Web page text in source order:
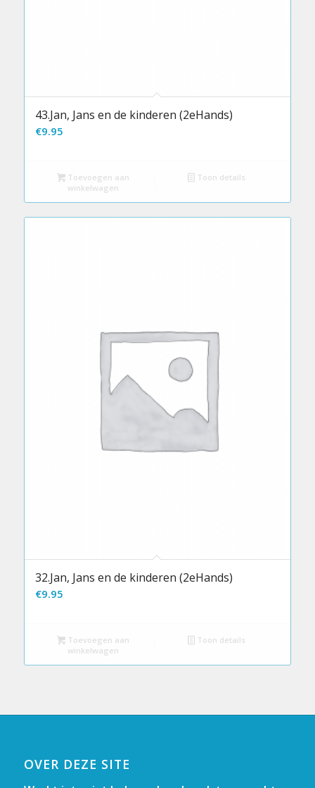
43.Jan, Jans en de kinderen (2eHands)
€9.95
Toevoegen aan
winkelwagen
Toon details
32.Jan, Jans en de kinderen (2eHands)
€9.95
Toevoegen aan
winkelwagen
Toon details
OVER DEZE SITE